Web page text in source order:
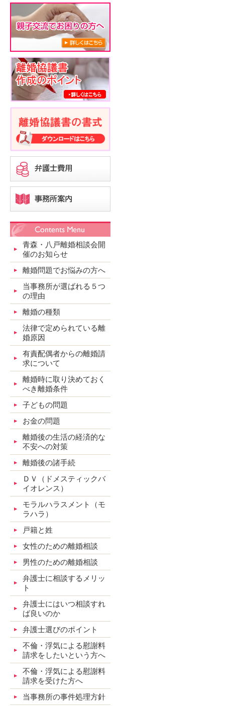
青森・八戸離婚相談会開
催のお知らせ
離婚問題でお悩みの方へ
当事務所が選ばれる５つ
の理由
離婚の種類
法律で定められている離
婚原因
有責配偶者からの離婚請
求について
離婚時に取り決めておく
べき離婚条件
子どもの問題
お金の問題
離婚後の生活の経済的な
不安への対策
離婚後の諸手続
ＤＶ（ドメスティックバ
イオレンス）
モラルハラスメント（モ
ラハラ）
戸籍と姓
女性のための離婚相談
男性のための離婚相談
弁護士に相談するメリッ
ト
弁護士にはいつ相談すれ
ば良いのか
弁護士選びのポイント
不倫・浮気による慰謝料
請求をしたいという方へ
不倫・浮気による慰謝料
請求を受けた方へ
当事務所の事件処理方針